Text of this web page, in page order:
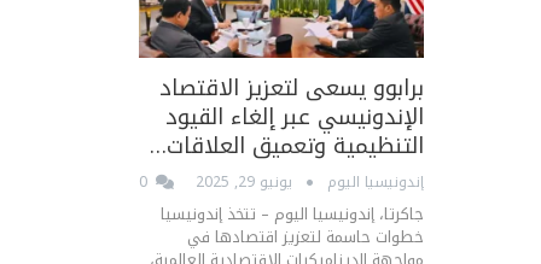
برابوو يسعى لتعزيز الاقتصاد
الإندونيسي عبر إلغاء القيود
التنظيمية وتعميق العلاقات…
إندونيسيا اليوم يونيو 29, 2025
جاكرتا، إندونيسيا اليوم – تتخذ إندونيسيا
خطوات حاسمة لتعزيز اقتصادها في